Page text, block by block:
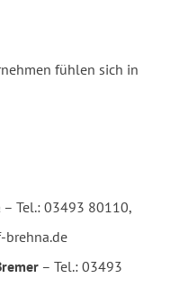
fühlen sich in
– Tel.: 03493 80110,
brehna.de
– Tel.: 03493